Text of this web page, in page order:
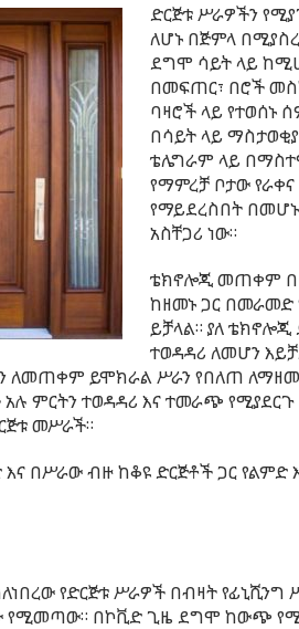
ድርጅቱ ሥራዎችን
ለሆኑ በጅምላ
ደግሞ ሳይት ላይ
በመፍጠር፣ በሮች
ባዛሮች ላይ የተወሰኑ
በሳይት ላይ
ቴሌግራም ላይ
የማምረቻ ቦታው
የማይደረስበት
አስቸጋሪ ነው።
ቴክኖሎጂ መጠቀም
ከዘመኑ ጋር በመራመድ
ይቻላል። ያለ
ተወዳዳሪ ለመሆን
ለመጠቀም ይሞክራል ሥራን የበለጠ
ምርትን ተወዳዳሪ እና ተመራጭ
መሥራች።
በሥራው ብዙ ከቆዩ ድርጅቶች ጋር የልምድ
የድርጅቱ ሥራዎች በብዛት
የሚመጣው። በኮቪድ ጊዜ ደግሞ ከውጭ